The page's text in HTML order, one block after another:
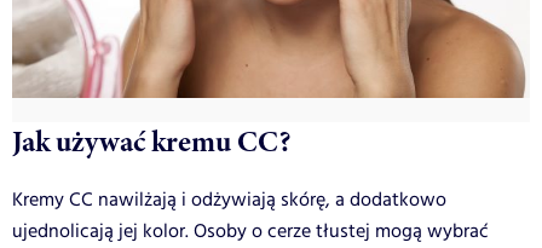
Jak używać kremu CC?
Kremy CC nawilżają i odżywiają skórę, a dodatkowo
ujednolicają jej kolor. Osoby o cerze tłustej mogą wybrać